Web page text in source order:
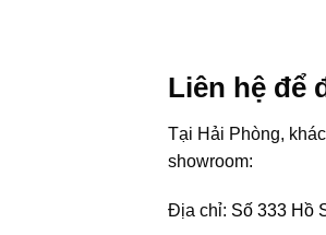
Liên hệ để
Tại Hải Phòng,
showroom:
Địa chỉ: Số 333 Hồ